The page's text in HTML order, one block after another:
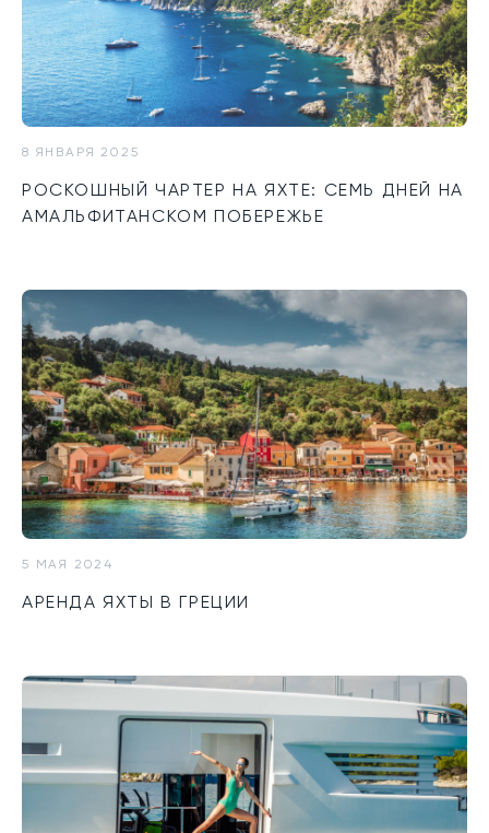
8 ЯНВАРЯ 2025
РОСКОШНЫЙ ЧАРТЕР НА ЯХТЕ: СЕМЬ ДНЕЙ НА
АМАЛЬФИТАНСКОМ ПОБЕРЕЖЬЕ
5 МАЯ 2024
АРЕНДА ЯХТЫ В ГРЕЦИИ